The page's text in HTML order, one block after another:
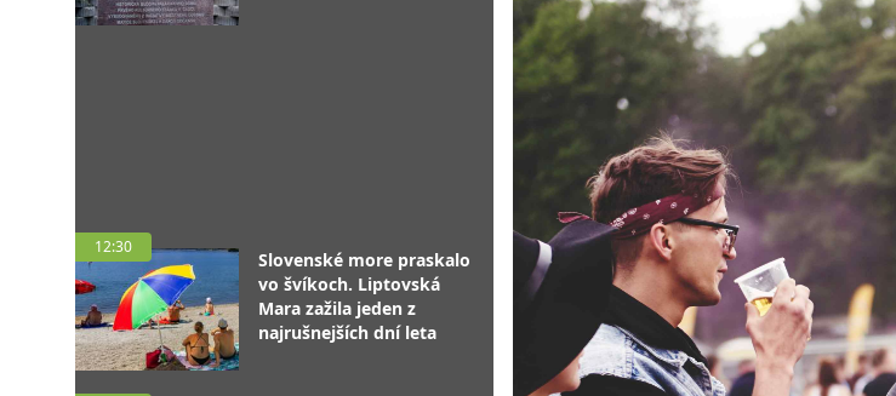
12:30
Slovenské more praskalo
vo švíkoch. Liptovská
Mara zažila jeden z
najrušnejších dní leta